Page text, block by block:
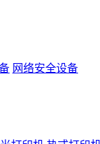
网络安全设备